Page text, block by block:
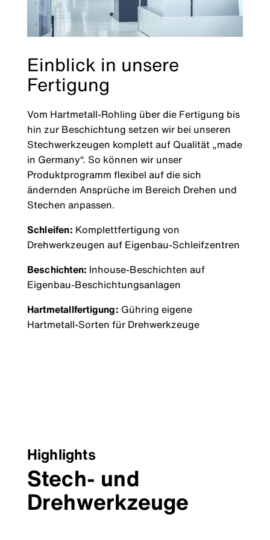
Einblick in unsere
Fertigung
Vom Hartmetall-Rohling über die Fertigung bis
hin zur Beschichtung setzen wir bei unseren
Stechwerkzeugen komplett auf Qualität „made
in Germany“. So können wir unser
Produktprogramm flexibel auf die sich
ändernden Ansprüche im Bereich Drehen und
Stechen anpassen.
Schleifen: Komplettfertigung von
Drehwerkzeugen auf Eigenbau-Schleifzentren
Beschichten: Inhouse-Beschichten auf
Eigenbau-Beschichtungsanlagen
Hartmetallfertigung: Gühring eigene
Hartmetall-Sorten für Drehwerkzeuge
Highlights
Stech- und
Drehwerkzeuge